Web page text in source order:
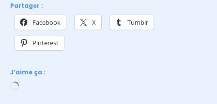
Partager :
Facebook X Tumblr
Pinterest
J’aime ça :
Chargement…